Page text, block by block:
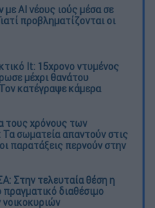
με AI νέους ιούς μέσα σε
προβληματίζονται οι
It: 15χρονο ντυμένος
μέχρι θανάτου
κατέγραψε κάμερα
τους χρόνους των
Τα σωματεία απαντούν στις
παρατάξεις περνούν στην
Στην τελευταία θέση η
πραγματικό διαθέσιμο